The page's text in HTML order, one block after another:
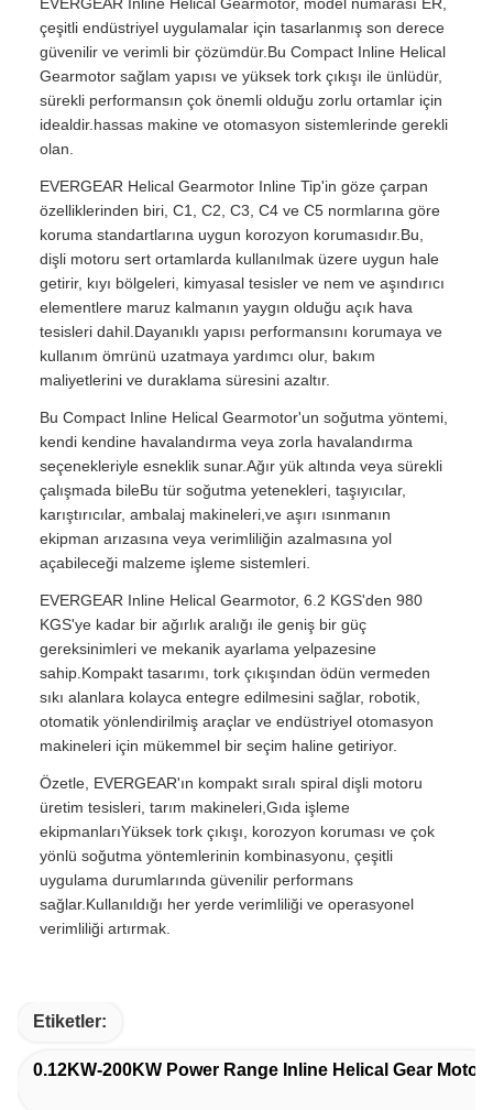
çeşitli endüstriyel uygulamalar için tasarlanmış son derece
güvenilir ve verimli bir çözümdür.Bu Compact Inline Helical
Gearmotor sağlam yapısı ve yüksek tork çıkışı ile ünlüdür,
sürekli performansın çok önemli olduğu zorlu ortamlar için
idealdir.hassas makine ve otomasyon sistemlerinde gerekli
olan.
EVERGEAR Helical Gearmotor Inline Tip'in göze çarpan
özelliklerinden biri, C1, C2, C3, C4 ve C5 normlarına göre
koruma standartlarına uygun korozyon korumasıdır.Bu,
dişli motoru sert ortamlarda kullanılmak üzere uygun hale
getirir, kıyı bölgeleri, kimyasal tesisler ve nem ve aşındırıcı
elementlere maruz kalmanın yaygın olduğu açık hava
tesisleri dahil.Dayanıklı yapısı performansını korumaya ve
kullanım ömrünü uzatmaya yardımcı olur, bakım
maliyetlerini ve duraklama süresini azaltır.
Bu Compact Inline Helical Gearmotor'un soğutma yöntemi,
kendi kendine havalandırma veya zorla havalandırma
seçenekleriyle esneklik sunar.Ağır yük altında veya sürekli
çalışmada bileBu tür soğutma yetenekleri, taşıyıcılar,
karıştırıcılar, ambalaj makineleri,ve aşırı ısınmanın
ekipman arızasına veya verimliliğin azalmasına yol
açabileceği malzeme işleme sistemleri.
EVERGEAR Inline Helical Gearmotor, 6.2 KGS'den 980
KGS'ye kadar bir ağırlık aralığı ile geniş bir güç
gereksinimleri ve mekanik ayarlama yelpazesine
sahip.Kompakt tasarımı, tork çıkışından ödün vermeden
sıkı alanlara kolayca entegre edilmesini sağlar, robotik,
otomatik yönlendirilmiş araçlar ve endüstriyel otomasyon
makineleri için mükemmel bir seçim haline getiriyor.
Özetle, EVERGEAR'ın kompakt sıralı spiral dişli motoru
üretim tesisleri, tarım makineleri,Gıda işleme
ekipmanlarıYüksek tork çıkışı, korozyon koruması ve çok
yönlü soğutma yöntemlerinin kombinasyonu, çeşitli
uygulama durumlarında güvenilir performans
sağlar.Kullanıldığı her yerde verimliliği ve operasyonel
verimliliği artırmak.
Etiketler:
0.12KW-200KW Power Range Inline Helical Gear Motor